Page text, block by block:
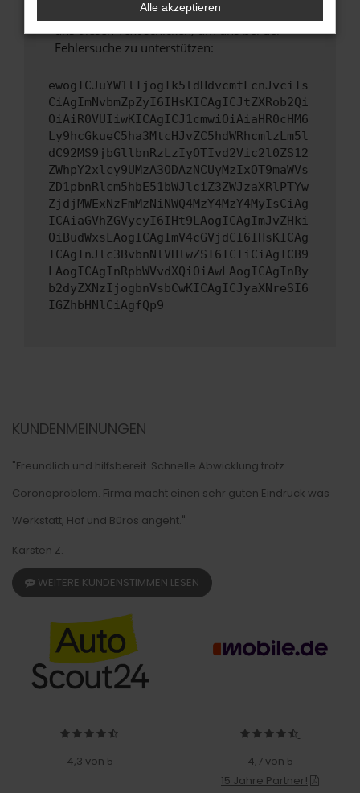
versuchen, das Problem zu beheben. Du kannst
uns diesen Text schicken, um uns bei der
Fehlersuche zu unterstützen:
ewogICJuYW1lIjogIk5ldHdvcmtFcnJvciIs
CiAgImNvbmZpZyI6IHsKICAgICJtZXRob2Qi
OiAiR0VUIiwKICAgICJ1cmwiOiAiaHR0cHM6
Ly9hcGkueC5ha3MtcHJvZC5hdWRhcmlzLm5l
dC92MS9jbGllbnRzLzIyOTIvd2Vic2l0ZS12
ZWhpY2xlcy9UMzA3ODAzNCUyMzIxOT9maWVs
ZD1pbnRlcm5hbE51bWJlciZ3ZWJzaXRlPTYw
ZjdjMWExNzFmMzNiNWQ4MzY4MzY4MyIsCiAg
ICAiaGVhZGVycyI6IHt9LAogICAgImJvZHki
OiBudWxsLAogICAgImV4cGVjdCI6IHsKICAg
ICAgInJlc3BvbnNlVHlwZSI6ICIiCiAgICB9
LAogICAgInRpbWVvdXQiOiAwLAogICAgInBy
b2dyZXNzIjogbnVsbCwKICAgICJyaXNreSI6
IGZhbHNlCiAgfQp9
KUNDENMEINUNGEN
"Freundlich und hilfsbereit. Schnelle Abwicklung trotz
Coronaproblem. Firma macht einen sehr guten Eindruck was
Werkstatt, Hof und Büros angeht."
Karsten Z.
WEITERE KUNDENSTIMMEN LESEN
4,3 von 5
4,7 von 5
15 Jahre Partner!
Alle akzeptieren